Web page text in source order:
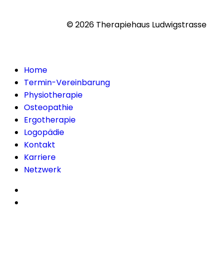
© 2026 Therapiehaus Ludwigstrasse
Home
Termin-Vereinbarung
Physiotherapie
Osteopathie
Ergotherapie
Logopädie
Kontakt
Karriere
Netzwerk